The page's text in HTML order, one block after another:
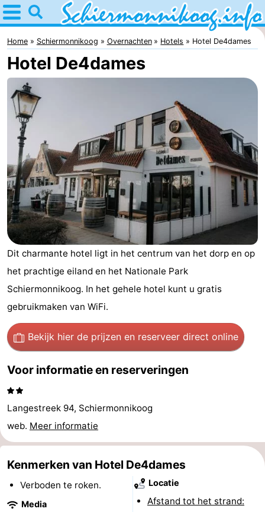
Home
Schiermonnikoog
Tips
Voor
kinderen
Nationaal
Park
Waddeneilanden
Waddenzee
Historie
Overnachten
Appartementen
Noderstraun
-
Resort
-
Hotels
Vakantiehuizen
-
Resort
-
Home Schiermonnikoog Overnachten Hotels Hotel De4dames
Hotel De4dames
Dit charmante hotel ligt in het centrum van het dorp en op
het prachtige eiland en het Nationale Park
Schiermonnikoog. In het gehele hotel kunt u gratis
gebruikmaken van WiFi.
Bekijk hier de prijzen en reserveer direct online
Voor informatie en reserveringen
Langestreek 94, Schiermonnikoog
web. Meer informatie
Kenmerken van Hotel De4dames
Verboden te roken.
Media
Locatie
Afstand tot het strand: